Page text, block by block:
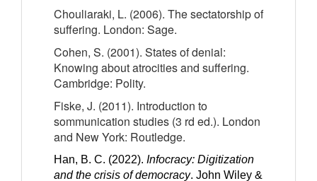
Chouliaraki, L. (2006). The sectatorship of
suffering. London: Sage.
Cohen, S. (2001). States of denial:
Knowing about atrocities and suffering.
Cambridge: Polity.
Fiske, J. (2011). Introduction to
sommunication studies (3 rd ed.). London
and New York: Routledge.
Han, B. C. (2022). Infocracy: Digitization
and the crisis of democracy. John Wiley &